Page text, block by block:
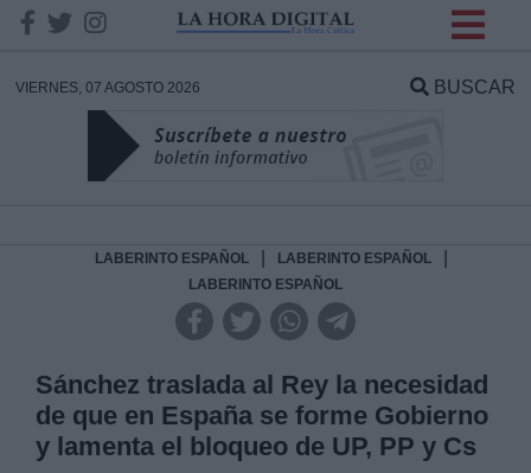
VIERNES, 07 AGOSTO 2026 BUSCAR
LABERINTO ESPAÑOL LABERINTO ESPAÑOL
LABERINTO ESPAÑOL
Sánchez traslada al Rey la necesidad
de que en España se forme Gobierno
y lamenta el bloqueo de UP, PP y Cs
DATOS
Responsable:
Legitimación: